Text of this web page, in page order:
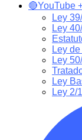
🔴YouTube
Ley
Ley
Ley
Ley
Ley
Ley 2/